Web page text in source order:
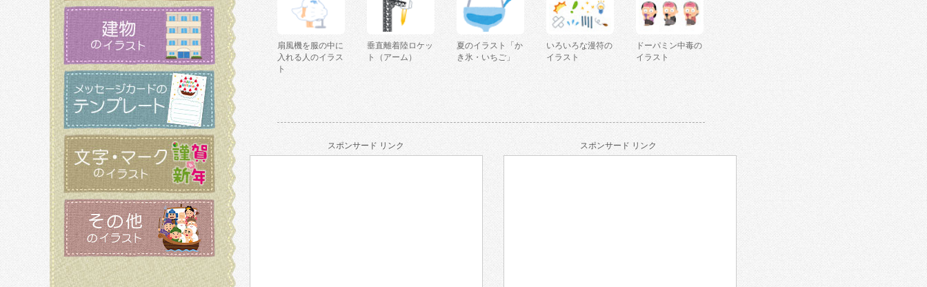
扇風機を服の中に
入れる人のイラス
ト
垂直離着陸ロケッ
ト（アーム）
夏のイラスト「か
き氷・いちご」
いろいろな漫符の
イラスト
ドーパミン中毒の
イラスト
スポンサード リンク スポンサード リンク